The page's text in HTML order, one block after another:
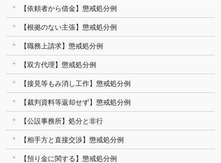
【依頼者から借金】懲戒処分例
【根拠のない主張】懲戒処分例
【職務上請求】懲戒処分例
【双方代理】懲戒処分例
【接見等もみ消し工作】懲戒処分例
【裁判資料等返却せず】懲戒処分例
【公設事務所】処分と非行
【相手方と直接交渉】懲戒処分例
【預り金に関する】懲戒処分例